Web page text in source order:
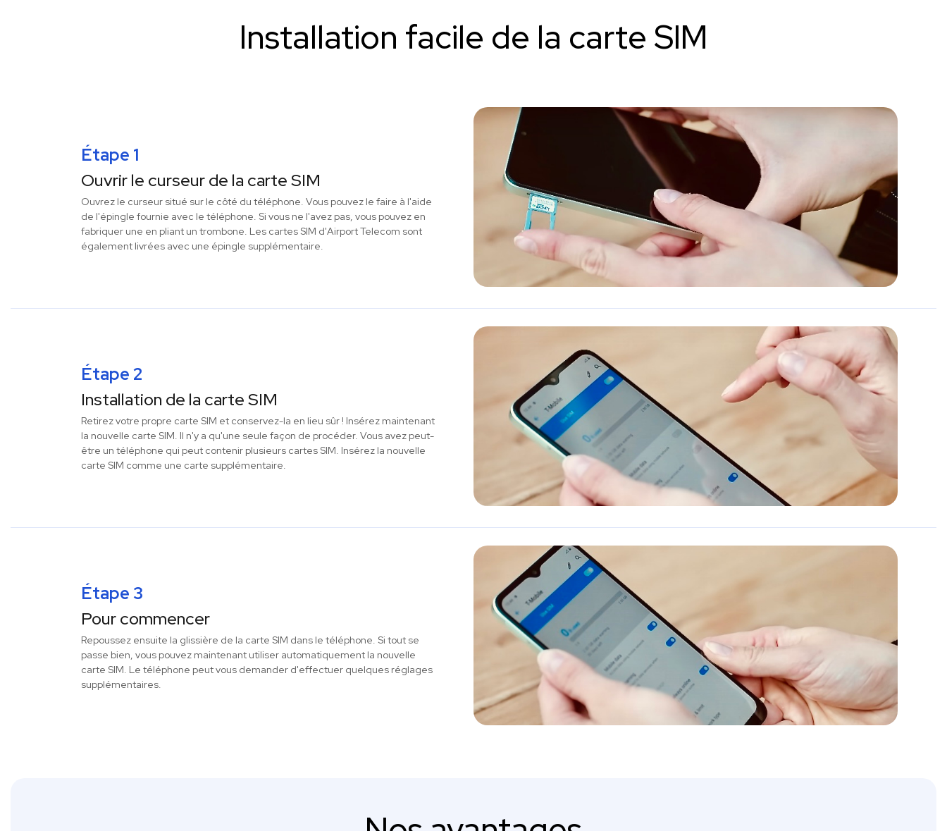
Installation facile de la carte SIM
Étape 1
Ouvrir le curseur de la carte SIM
Ouvrez le curseur situé sur le côté du téléphone. Vous pouvez le faire à l'aide
de l'épingle fournie avec le téléphone. Si vous ne l'avez pas, vous pouvez en
fabriquer une en pliant un trombone. Les cartes SIM d'Airport Telecom sont
également livrées avec une épingle supplémentaire.
Étape 2
Installation de la carte SIM
Retirez votre propre carte SIM et conservez-la en lieu sûr ! Insérez maintenant
la nouvelle carte SIM. Il n'y a qu'une seule façon de procéder. Vous avez peut-
être un téléphone qui peut contenir plusieurs cartes SIM. Insérez la nouvelle
carte SIM comme une carte supplémentaire.
Étape 3
Pour commencer
Repoussez ensuite la glissière de la carte SIM dans le téléphone. Si tout se
passe bien, vous pouvez maintenant utiliser automatiquement la nouvelle
carte SIM. Le téléphone peut vous demander d'effectuer quelques réglages
supplémentaires.